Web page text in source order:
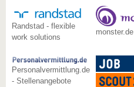
Randstad - flexible
work solutions
monster.de
Personalvermittlung.de
- Stellenangebote